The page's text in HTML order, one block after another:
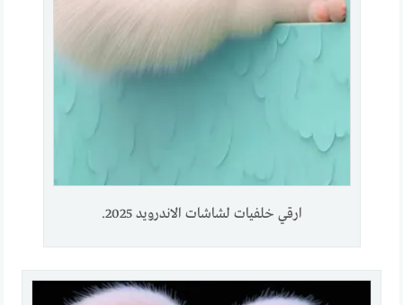
ارقي خلفيات لشاشات الاندرويد 2025.